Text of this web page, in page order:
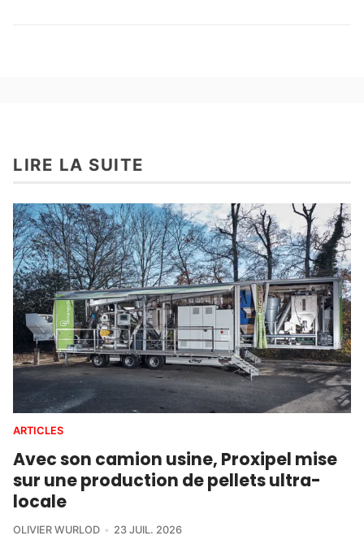
LIRE LA SUITE
ARTICLES
Avec son camion usine, Proxipel mise
sur une production de pellets ultra-
locale
OLIVIER WURLOD 23 JUIL. 2026